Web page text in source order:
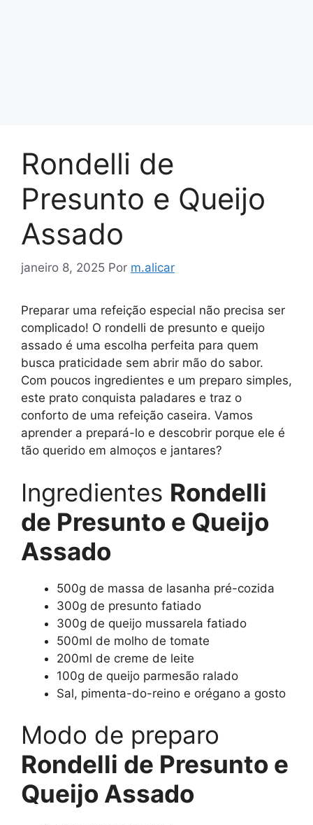
Rondelli de
Presunto e Queijo
Assado
janeiro 8, 2025 Por m.alicar
Preparar uma refeição especial não precisa ser
complicado! O rondelli de presunto e queijo
assado é uma escolha perfeita para quem
busca praticidade sem abrir mão do sabor.
Com poucos ingredientes e um preparo simples,
este prato conquista paladares e traz o
conforto de uma refeição caseira. Vamos
aprender a prepará-lo e descobrir porque ele é
tão querido em almoços e jantares?
Ingredientes Rondelli
de Presunto e Queijo
Assado
500g de massa de lasanha pré-cozida
300g de presunto fatiado
300g de queijo mussarela fatiado
500ml de molho de tomate
200ml de creme de leite
100g de queijo parmesão ralado
Sal, pimenta-do-reino e orégano a gosto
Modo de preparo
Rondelli de Presunto e
Queijo Assado